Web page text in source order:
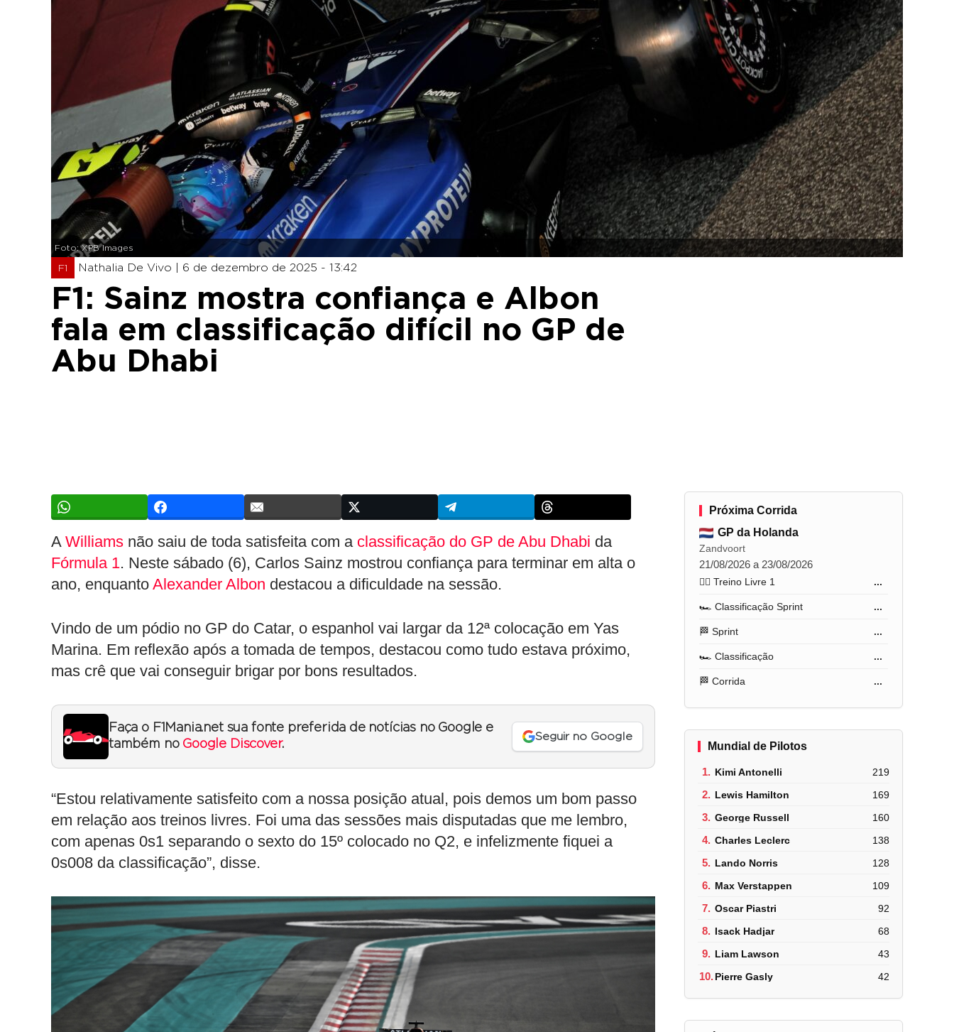
Foto: XPB Images
F1 Nathalia De Vivo | 6 de dezembro de 2025 - 13:42
F1: Sainz mostra confiança e Albon
fala em classificação difícil no GP de
Abu Dhabi
A Williams não saiu de toda satisfeita com a classificação do GP de Abu Dhabi da
Fórmula 1. Neste sábado (6), Carlos Sainz mostrou confiança para terminar em alta o
ano, enquanto Alexander Albon destacou a dificuldade na sessão.
Vindo de um pódio no GP do Catar, o espanhol vai largar da 12ª colocação em Yas
Marina. Em reflexão após a tomada de tempos, destacou como tudo estava próximo,
mas crê que vai conseguir brigar por bons resultados.
Faça o F1Mania.net sua fonte preferida de notícias no Google e
também no Google Discover.
Seguir no Google
“Estou relativamente satisfeito com a nossa posição atual, pois demos um bom passo
em relação aos treinos livres. Foi uma das sessões mais disputadas que me lembro,
com apenas 0s1 separando o sexto do 15º colocado no Q2, e infelizmente fiquei a
0s008 da classificação”, disse.
Próxima Corrida
GP da Holanda
Zandvoort
21/08/2026 a 23/08/2026
🏋️‍♂️ Treino Livre 1 ...
🏎️ Classificação Sprint ...
🏁 Sprint ...
🏎️ Classificação ...
🏁 Corrida ...
Mundial de Pilotos
1. Kimi Antonelli 219
2. Lewis Hamilton 169
3. George Russell 160
4. Charles Leclerc 138
5. Lando Norris 128
6. Max Verstappen 109
7. Oscar Piastri 92
8. Isack Hadjar 68
9. Liam Lawson 43
10.Pierre Gasly 42